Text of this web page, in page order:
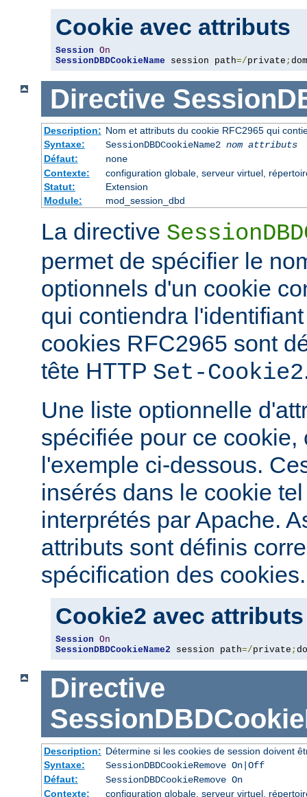
Cookie avec attributs
Session On
SessionDBDCookieName session path=/private ;
Directive
Description: Nom et attributs du cookie RFC2965 qui
Syntaxe:
SessionDBDCookieName2 nom attributs
Défaut:
none
Contexte:
configuration globale, serveur virtuel,
Statut:
Extension
Module:
mod_session_dbd
La directive
permet de spécifier le
optionnels d'un cookie
qui contiendra
cookies RFC2965 sont
tête HTTP Set-Cookie2
Une liste optionnelle
spécifiée pour ce cookie,
l'exemple ci-dessous.
insérés dans le cookie
interprétés par Apache.
attributs sont définis
spécification des cookies.
Cookie2 avec attributs
Session On
SessionDBDCookieName2 session path=/private ;
Directive
Description: Détermine si les cookies de session doivent
Syntaxe:
SessionDBDCookieRemove On|Off
Défaut:
SessionDBDCookieRemove On
Contexte:
configuration globale, serveur virtuel,